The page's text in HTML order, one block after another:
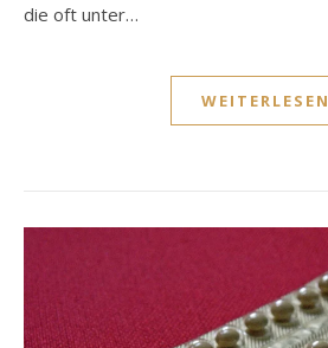
die oft unter…
WEITERLESEN